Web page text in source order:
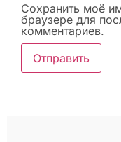
Сохранить моё
браузере для
комментариев.